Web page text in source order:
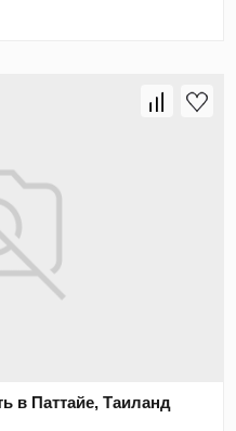
в Паттайе, Таиланд